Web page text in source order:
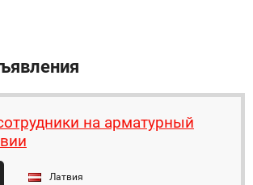
на арматурный
Латвия